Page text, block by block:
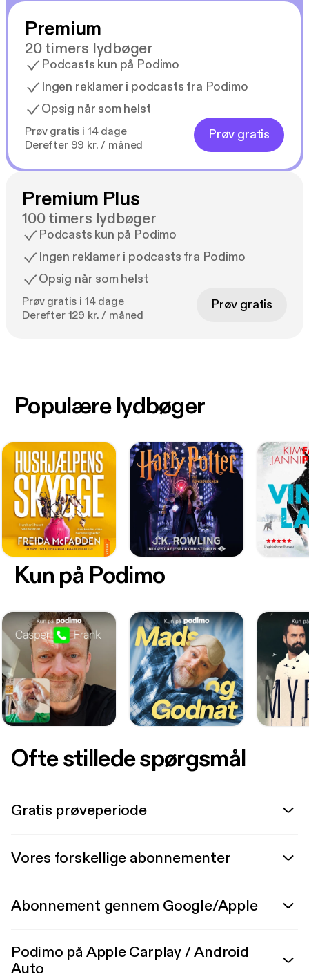
danske forsvarsdebat. Han havde stjernestatus i
offentligheden og var højt anset i Norge og
Storbritannien, men krigserfaring og moderne ideer
var ikke i høj kurs i det danske militære system. Efter
nogle frustrerende år i Flyvevåbnet kom Birksted til
NATO, hvor han sluttede karrieren som civilt ansat
ekspert i 1980. Som pensionist boede han i London
og besøgte nødig Danmark.
ved siden af busten af Anders Lassen uden for
Frihedsmuseet i København.
Premium
20 timers lydbøger
Podcasts kun på Podimo
Ingen reklamer i podcasts fra Podimo
Opsig når som helst
Prøv gratis i 14 dage
Derefter 99 kr. / måned
Prøv gratis
Premium Plus
100 timers lydbøger
Podcasts kun på Podimo
Ingen reklamer i podcasts fra Podimo
Opsig når som helst
Prøv gratis i 14 dage
Derefter 129 kr. / måned
Prøv gratis
Kun på Podimo
Populære lydbøger
Ofte stillede spørgsmål
Gratis prøveperiode
Vores forskellige abonnementer
Abonnement gennem Google/Apple
Podimo på Apple Carplay / Android
Auto